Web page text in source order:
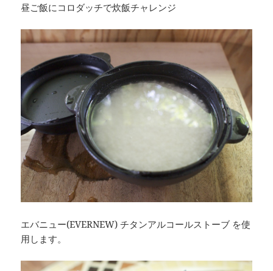
昼ご飯にコロダッチで炊飯チャレンジ
エバニュー(EVERNEW) チタンアルコールストーブ を使
用します。